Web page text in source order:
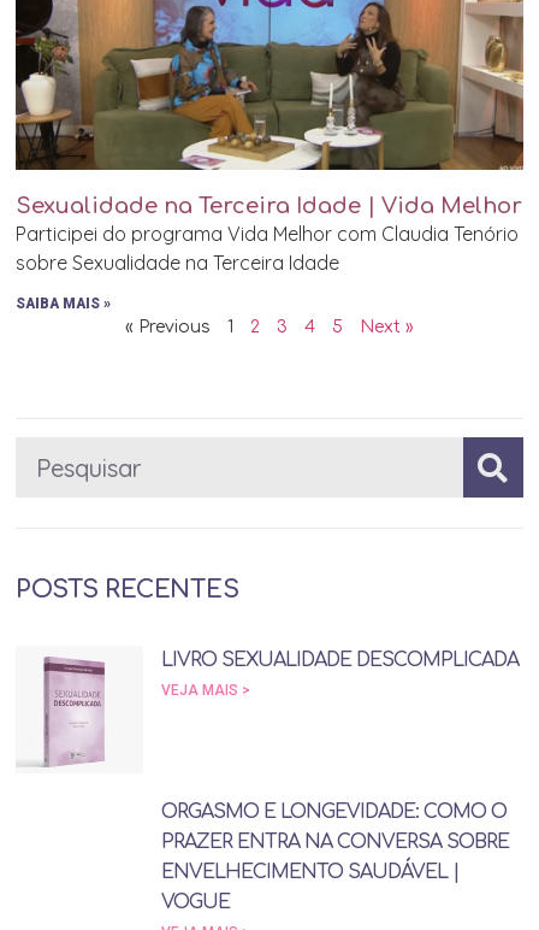
Sexualidade na Terceira Idade | Vida Melhor
Participei do programa Vida Melhor com Claudia Tenório
sobre Sexualidade na Terceira Idade
SAIBA MAIS »
« Previous 1 2 3 4 5 Next »
POSTS RECENTES
LIVRO SEXUALIDADE DESCOMPLICADA
VEJA MAIS >
ORGASMO E LONGEVIDADE: COMO O
PRAZER ENTRA NA CONVERSA SOBRE
ENVELHECIMENTO SAUDÁVEL |
VOGUE